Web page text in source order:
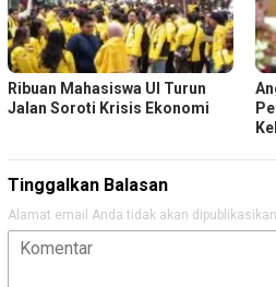
Ribuan Mahasiswa UI Turun
Jalan Soroti Krisis Ekonomi
Tinggalkan Balasan
Alamat email Anda tidak akan dipublikasikan.